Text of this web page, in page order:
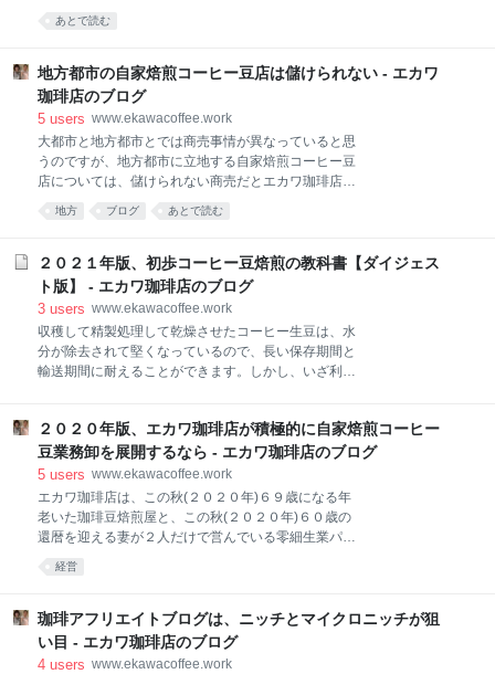
の精製処理です。コーヒー豆の精製処理方法として、
式、非水洗式、ナチュラルプロセス)、セミウォッシュ
ド(半水洗式)の３つの精製処理方法が知られていま
す。 何故、コーヒ
店ビジネスは立地商売で装置ビジネスだと言われてい
るわけですから、個人営業の喫茶店の大半は儲けられ
と言えば当たり前なのかもしれません。 白やぎ珈琲店
のホームページより引用 白やぎ珈琲店を検索 白やぎ珈
琲店とは 白やぎ珈琲店というブランド 大手・中堅珈琲
ランへの焙煎コーヒー豆供給元 関連ストーリー 白やぎ
珈琲店を検索 今日(２０１９年１１月２４日／日曜
日)、たまたまオンライン検索で喫茶店を調べていて、
白やぎ珈琲店という店名(ブランド名)が目に飛び込ん
ぎ珈琲店
あとで読む
地方都市の自家焙煎コーヒー豆店は儲けられない - エカワ
珈琲店のブログ
5 users www.ekawacoffee.work
大都市と地方都市とでは商売事情が異なっていると思
うのですが、地方都市に立地する自家焙煎コーヒー豆
店については、儲けられない商売だとエカワ珈琲店は
考えています。(少なくとも、平成の３０年間
は・・・) しかし、今後は、少し儲けられる(付加価値
も思っているわけですが。 コーヒー豆自家焙煎店の自
家焙煎コーヒー豆生産能力です。 普通、自家焙煎コー
ヒー豆は、３ｋｇ～５ｋｇのコーヒー豆を焙煎加工す
焙煎しています。 オートメーション化された工場で、
大容量の大型業務用コーヒー豆焙煎機を使って大量に
コーヒー豆を焙煎する大手・中堅ロースターと比べる
ます。 １０ｋｇ～３０ｋｇの生産用コーヒー豆焙煎機
を使ってコーヒー豆を焙煎している地域の中小ロース
ターと比べても、その生産
地方 ブログ あとで読む
２０２１年版、初歩コーヒー豆焙煎の教科書【ダイジェス
ト版】 - エカワ珈琲店のブログ
3 users www.ekawacoffee.work
収穫して精製処理して乾燥させたコーヒー生豆は、水
分が除去されて堅くなっているので、長い保存期間と
輸送期間に耐えることができます。しかし、いざ利用
く・煎ると色々な方法が考えられます。この中でコー
ヒー豆の利用に向いているのが、「煎る」という方法
だったようです。 コーヒー豆を「煎る」ことを『焙
煎』と表現しています。焙煎中のコーヒー豆は、秒単
位で変化しています。その変化の度合いを、焙煎度と
表現しています。 焙煎度合いの一番簡単な設定方法
方法です。 コーヒー生豆には、１０～１２％くらいの
３％くらいにまで減少します。また、焙煎による加熱
でコーヒー豆が1.5～2倍くらいにまで膨張します。 下
の左側の写真は、焙煎中の
２０２０年版、エカワ珈琲店が積極的に自家焙煎コーヒー
豆業務卸を展開するなら - エカワ珈琲店のブログ
5 users www.ekawacoffee.work
エカワ珈琲店は、この秋(２０２０年)６９歳になる年
老いた珈琲豆焙煎屋と、この秋(２０２０年)６０歳の
還暦を迎える妻が２人だけで営んでいる零細生業パパ
ママ経営のナノロースター(コーヒー豆自家焙煎店)で
す。 www.ekawacoffee.work ４年前(２０１６年)の秋
小売専門店を夫婦２人だけで営んでいます。しかし、
店主である年老いた珈琲豆焙煎屋もその妻も４歳年齢
を重ねています。 ２０１６年の秋、エカワ珈琲店は、
経営
珈琲アフリエイトブログは、ニッチとマイクロニッチが狙
い目 - エカワ珈琲店のブログ
4 users www.ekawacoffee.work